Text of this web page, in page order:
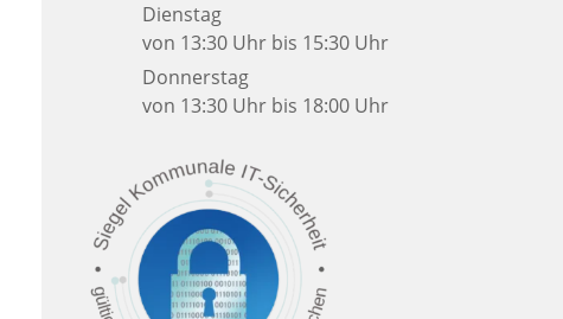
Dienstag
von 13:30 Uhr bis 15:30 Uhr
Donnerstag
von 13:30 Uhr bis 18:00 Uhr